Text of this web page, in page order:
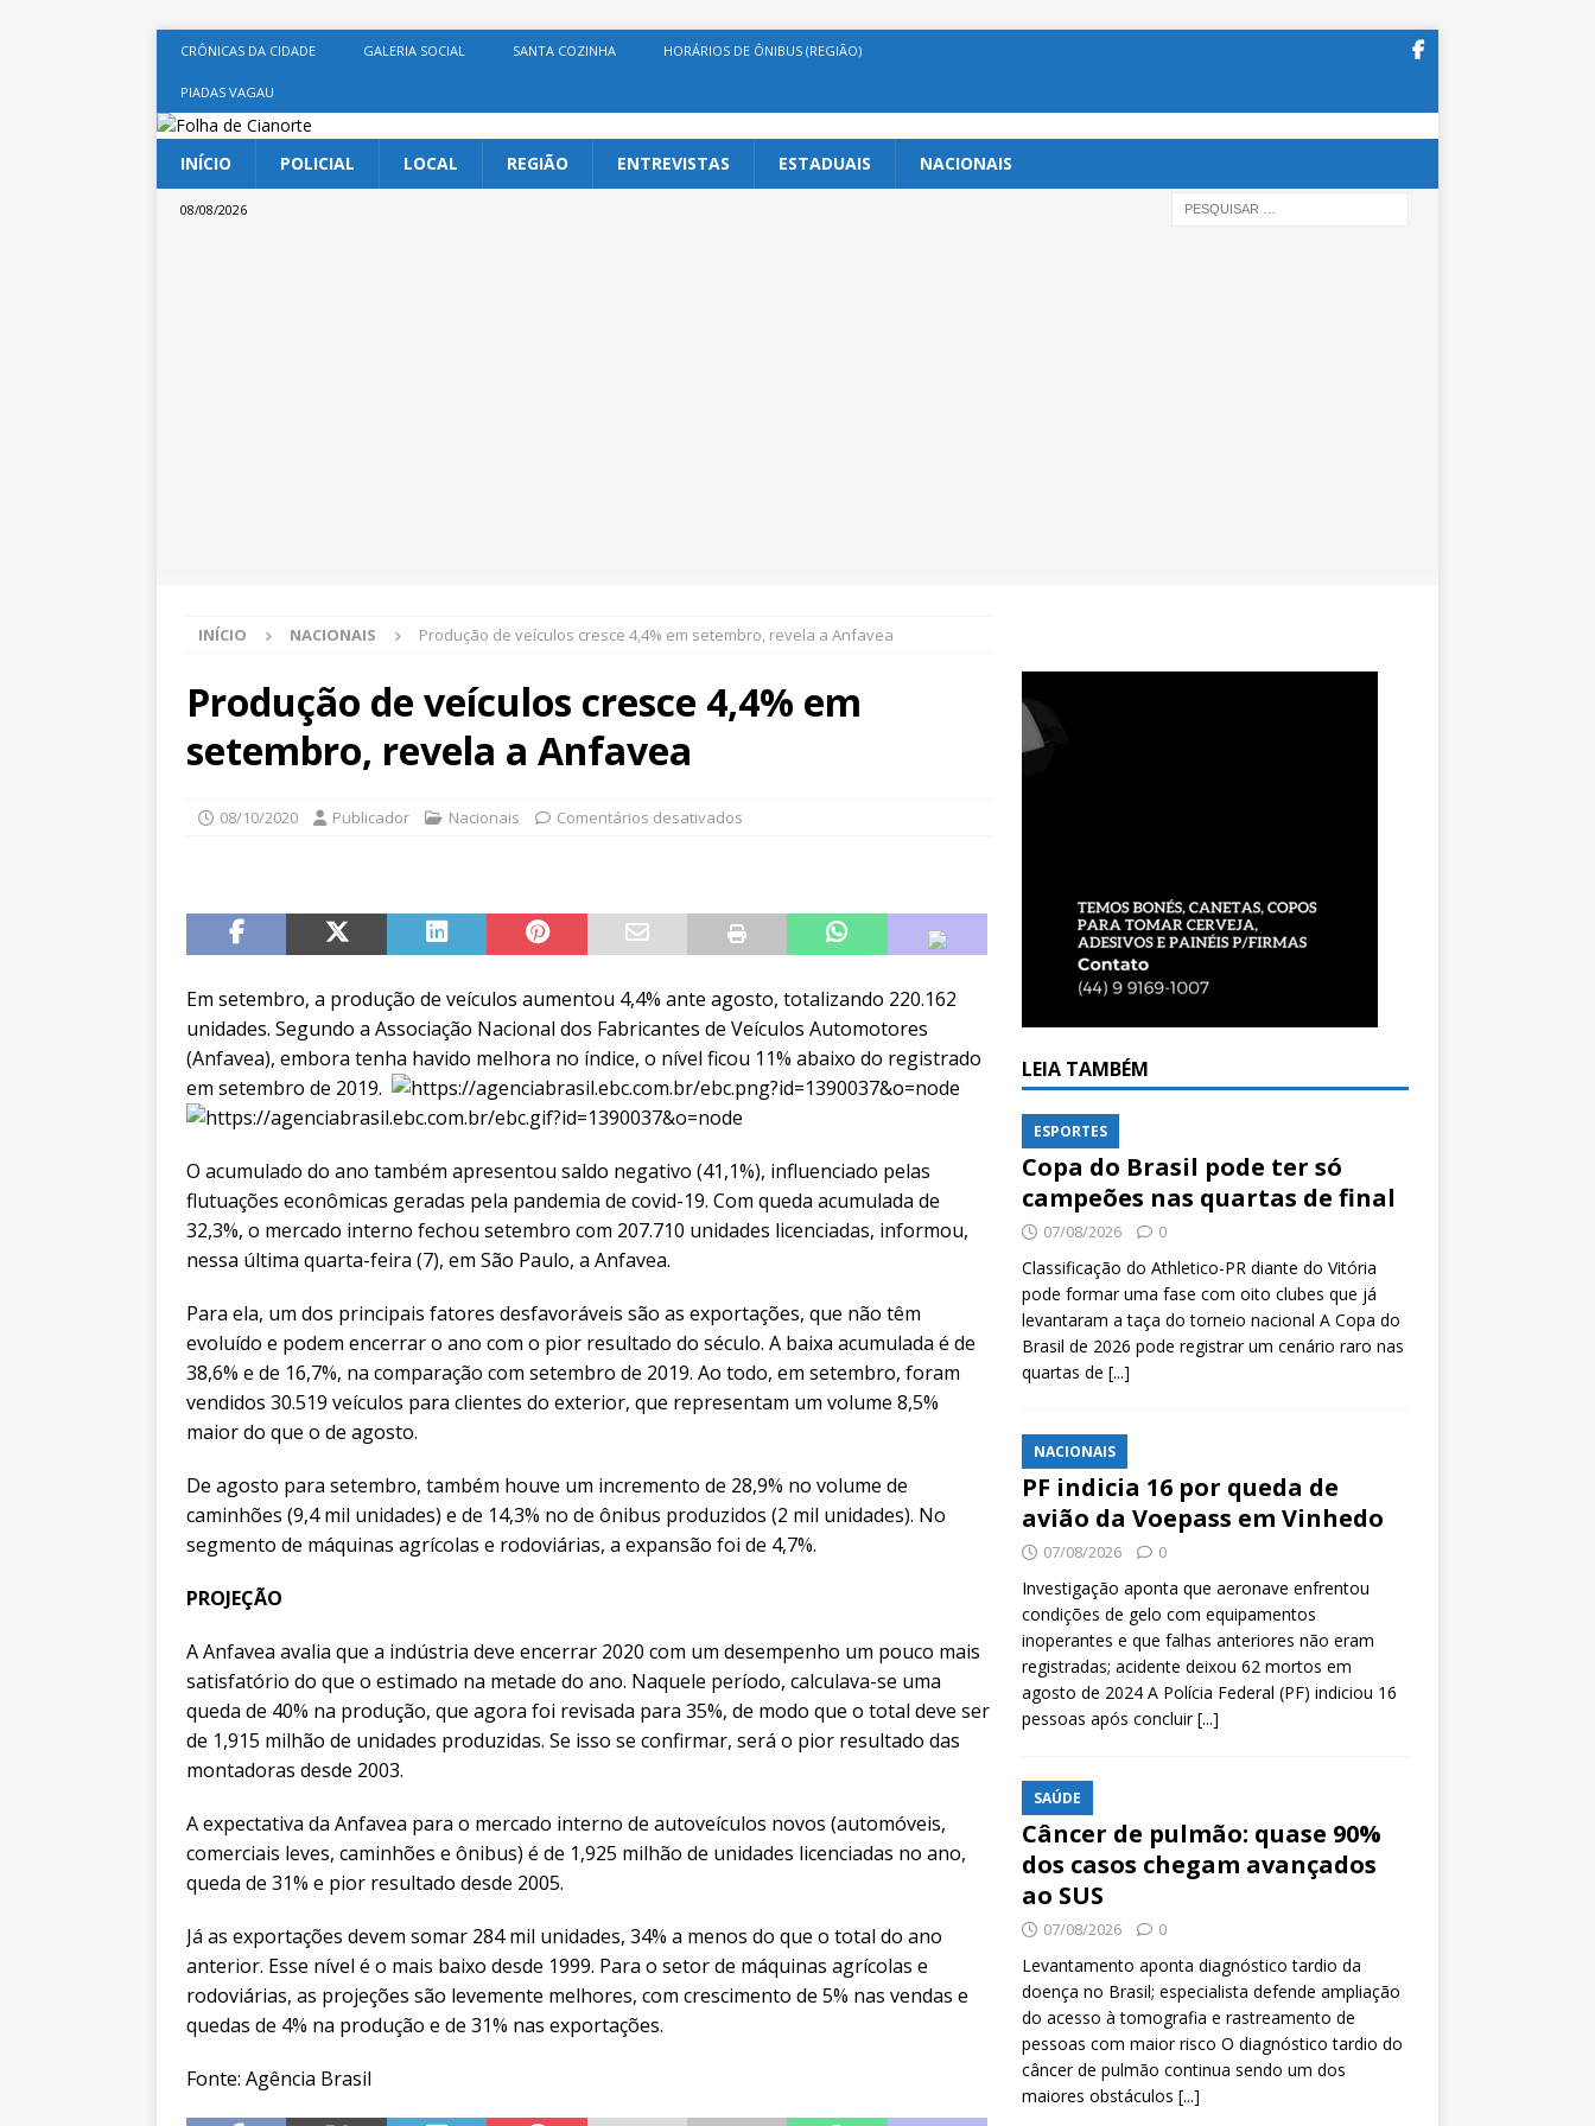
CRÔNICAS DA CIDADE GALERIA SOCIAL SANTA COZINHA HORÁRIOS DE ÔNIBUS (REGIÃO)
PIADAS VAGAU
INÍCIO POLICIAL LOCAL REGIÃO ENTREVISTAS ESTADUAIS NACIONAIS
08/08/2026
INÍCIO NACIONAIS Produção de veículos cresce 4,4% em setembro, revela a Anfavea
Produção de veículos cresce 4,4% em
setembro, revela a Anfavea
08/10/2020 Publicador Nacionais Comentários desativados
Em setembro, a produção de veículos aumentou 4,4% ante agosto, totalizando 220.162
unidades. Segundo a Associação Nacional dos Fabricantes de Veículos Automotores
(Anfavea), embora tenha havido melhora no índice, o nível ficou 11% abaixo do registrado
em setembro de 2019.
O acumulado do ano também apresentou saldo negativo (41,1%), influenciado pelas
flutuações econômicas geradas pela pandemia de covid-19. Com queda acumulada de
32,3%, o mercado interno fechou setembro com 207.710 unidades licenciadas, informou,
nessa última quarta-feira (7), em São Paulo, a Anfavea.
Para ela, um dos principais fatores desfavoráveis são as exportações, que não têm
evoluído e podem encerrar o ano com o pior resultado do século. A baixa acumulada é de
38,6% e de 16,7%, na comparação com setembro de 2019. Ao todo, em setembro, foram
vendidos 30.519 veículos para clientes do exterior, que representam um volume 8,5%
maior do que o de agosto.
De agosto para setembro, também houve um incremento de 28,9% no volume de
caminhões (9,4 mil unidades) e de 14,3% no de ônibus produzidos (2 mil unidades). No
segmento de máquinas agrícolas e rodoviárias, a expansão foi de 4,7%.
PROJEÇÃO
A Anfavea avalia que a indústria deve encerrar 2020 com um desempenho um pouco mais
satisfatório do que o estimado na metade do ano. Naquele período, calculava-se uma
queda de 40% na produção, que agora foi revisada para 35%, de modo que o total deve ser
de 1,915 milhão de unidades produzidas. Se isso se confirmar, será o pior resultado das
montadoras desde 2003.
A expectativa da Anfavea para o mercado interno de autoveículos novos (automóveis,
comerciais leves, caminhões e ônibus) é de 1,925 milhão de unidades licenciadas no ano,
queda de 31% e pior resultado desde 2005.
Já as exportações devem somar 284 mil unidades, 34% a menos do que o total do ano
anterior. Esse nível é o mais baixo desde 1999. Para o setor de máquinas agrícolas e
rodoviárias, as projeções são levemente melhores, com crescimento de 5% nas vendas e
quedas de 4% na produção e de 31% nas exportações.
Fonte: Agência Brasil
LEIA TAMBÉM
ESPORTES
Copa do Brasil pode ter só
campeões nas quartas de final
07/08/2026 0
Classificação do Athletico-PR diante do Vitória
pode formar uma fase com oito clubes que já
levantaram a taça do torneio nacional A Copa do
Brasil de 2026 pode registrar um cenário raro nas
quartas de [...]
NACIONAIS
PF indicia 16 por queda de
avião da Voepass em Vinhedo
07/08/2026 0
Investigação aponta que aeronave enfrentou
condições de gelo com equipamentos
inoperantes e que falhas anteriores não eram
registradas; acidente deixou 62 mortos em
agosto de 2024 A Polícia Federal (PF) indiciou 16
pessoas após concluir[...]
SAÚDE
Câncer de pulmão: quase 90%
dos casos chegam avançados
ao SUS
07/08/2026 0
Levantamento aponta diagnóstico tardio da
doença no Brasil; especialista defende ampliação
do acesso à tomografia e rastreamento de
pessoas com maior risco O diagnóstico tardio do
câncer de pulmão continua sendo um dos
maiores obstáculos [...]